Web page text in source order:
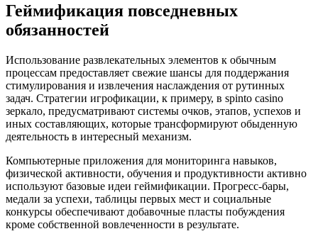
Геймификация повседневных
обязанностей
Использование развлекательных элементов к обычным
процессам предоставляет свежие шансы для поддержания
стимулирования и извлечения наслаждения от рутинных
задач. Стратегии игрофикации, к примеру, в spinto casino
зеркало, предусматривают системы очков, этапов, успехов и
иных составляющих, которые трансформируют обыденную
деятельность в интересный механизм.
Компьютерные приложения для мониторинга навыков,
физической активности, обучения и продуктивности активно
используют базовые идеи геймификации. Прогресс-бары,
медали за успехи, таблицы первых мест и социальные
конкурсы обеспечивают добавочные пласты побуждения
кроме собственной вовлеченности в результате.